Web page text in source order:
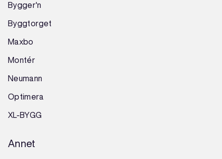
Bygger'n
Byggtorget
Maxbo
Montér
Neumann
Optimera
XL-BYGG
Annet